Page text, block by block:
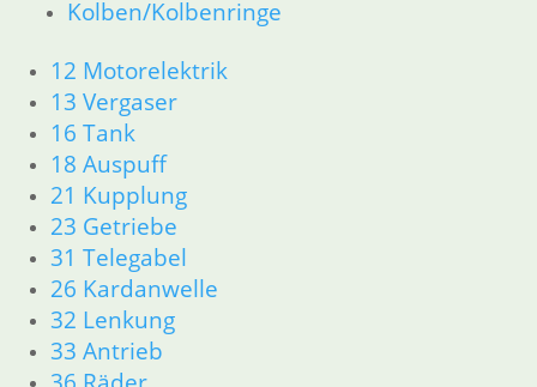
Kolben/Kolbenringe
12 Motorelektrik
13 Vergaser
16 Tank
18 Auspuff
21 Kupplung
23 Getriebe
31 Telegabel
26 Kardanwelle
32 Lenkung
33 Antrieb
Zylinderkopf
13 Vergaser
16 Tank
18 Auspuff
21 Kupplung
23 Getriebe
26 Kardanwelle
31 Telegabel
32 Lenkung
33 Antrieb
34 Bremsen
36 Räder
46 Rahmen & Verkleidung R60/6 – R90/S